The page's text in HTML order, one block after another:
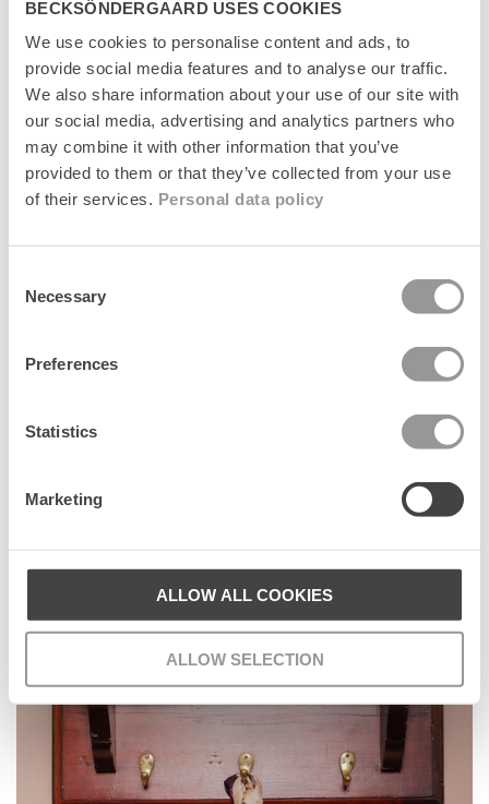
BECKSÖNDERGAARD USES COOKIES
We use cookies to personalise content and ads, to
provide social media features and to analyse our traffic.
We also share information about your use of our site with
our social media, advertising and analytics partners who
may combine it with other information that you’ve
provided to them or that they’ve collected from your use
of their services. Personal data policy
Selection
Necessary
Preferences
Statistics
Marketing
ALLOW ALL COOKIES
ALLOW SELECTION
Edgia Cowea Scarf
Add to cart